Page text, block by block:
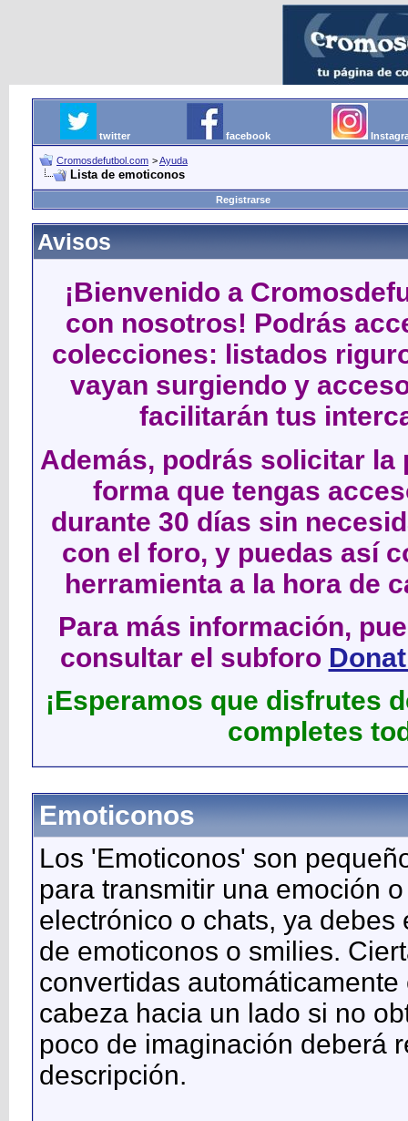
twitter facebook
Cromosdefutbol.com >Ayuda
Lista de emoticonos
Registrarse
Avisos
¡Bienvenido a
con nosotros! Podrás
colecciones: listados
vayan surgiendo y
facilitarán tus
Además, podrás solicitar
forma que tengas
durante 30 días sin
con el foro, y puedas así
herramienta a la hora de
Para más información,
consultar el subforo
¡Esperamos que disfrutes
completes
Emoticonos
Los 'Emoticonos' son
para transmitir una emoción
electrónico o chats, ya
de emoticonos o smilies.
convertidas
cabeza hacia un lado si no
poco de imaginación deberá
descripción.